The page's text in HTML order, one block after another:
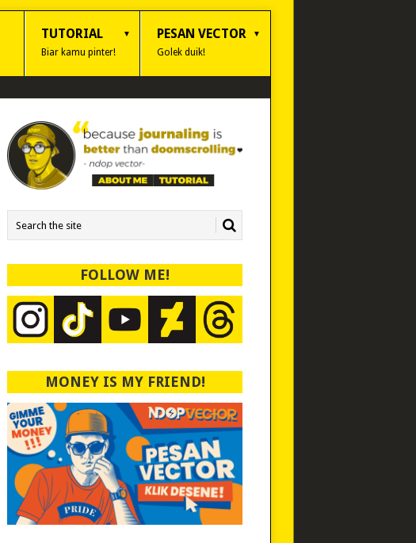
TUTORIAL
Biar kamu pinter!
PESAN VECTOR
Golek duik!
FOLLOW ME!
MONEY IS MY FRIEND!